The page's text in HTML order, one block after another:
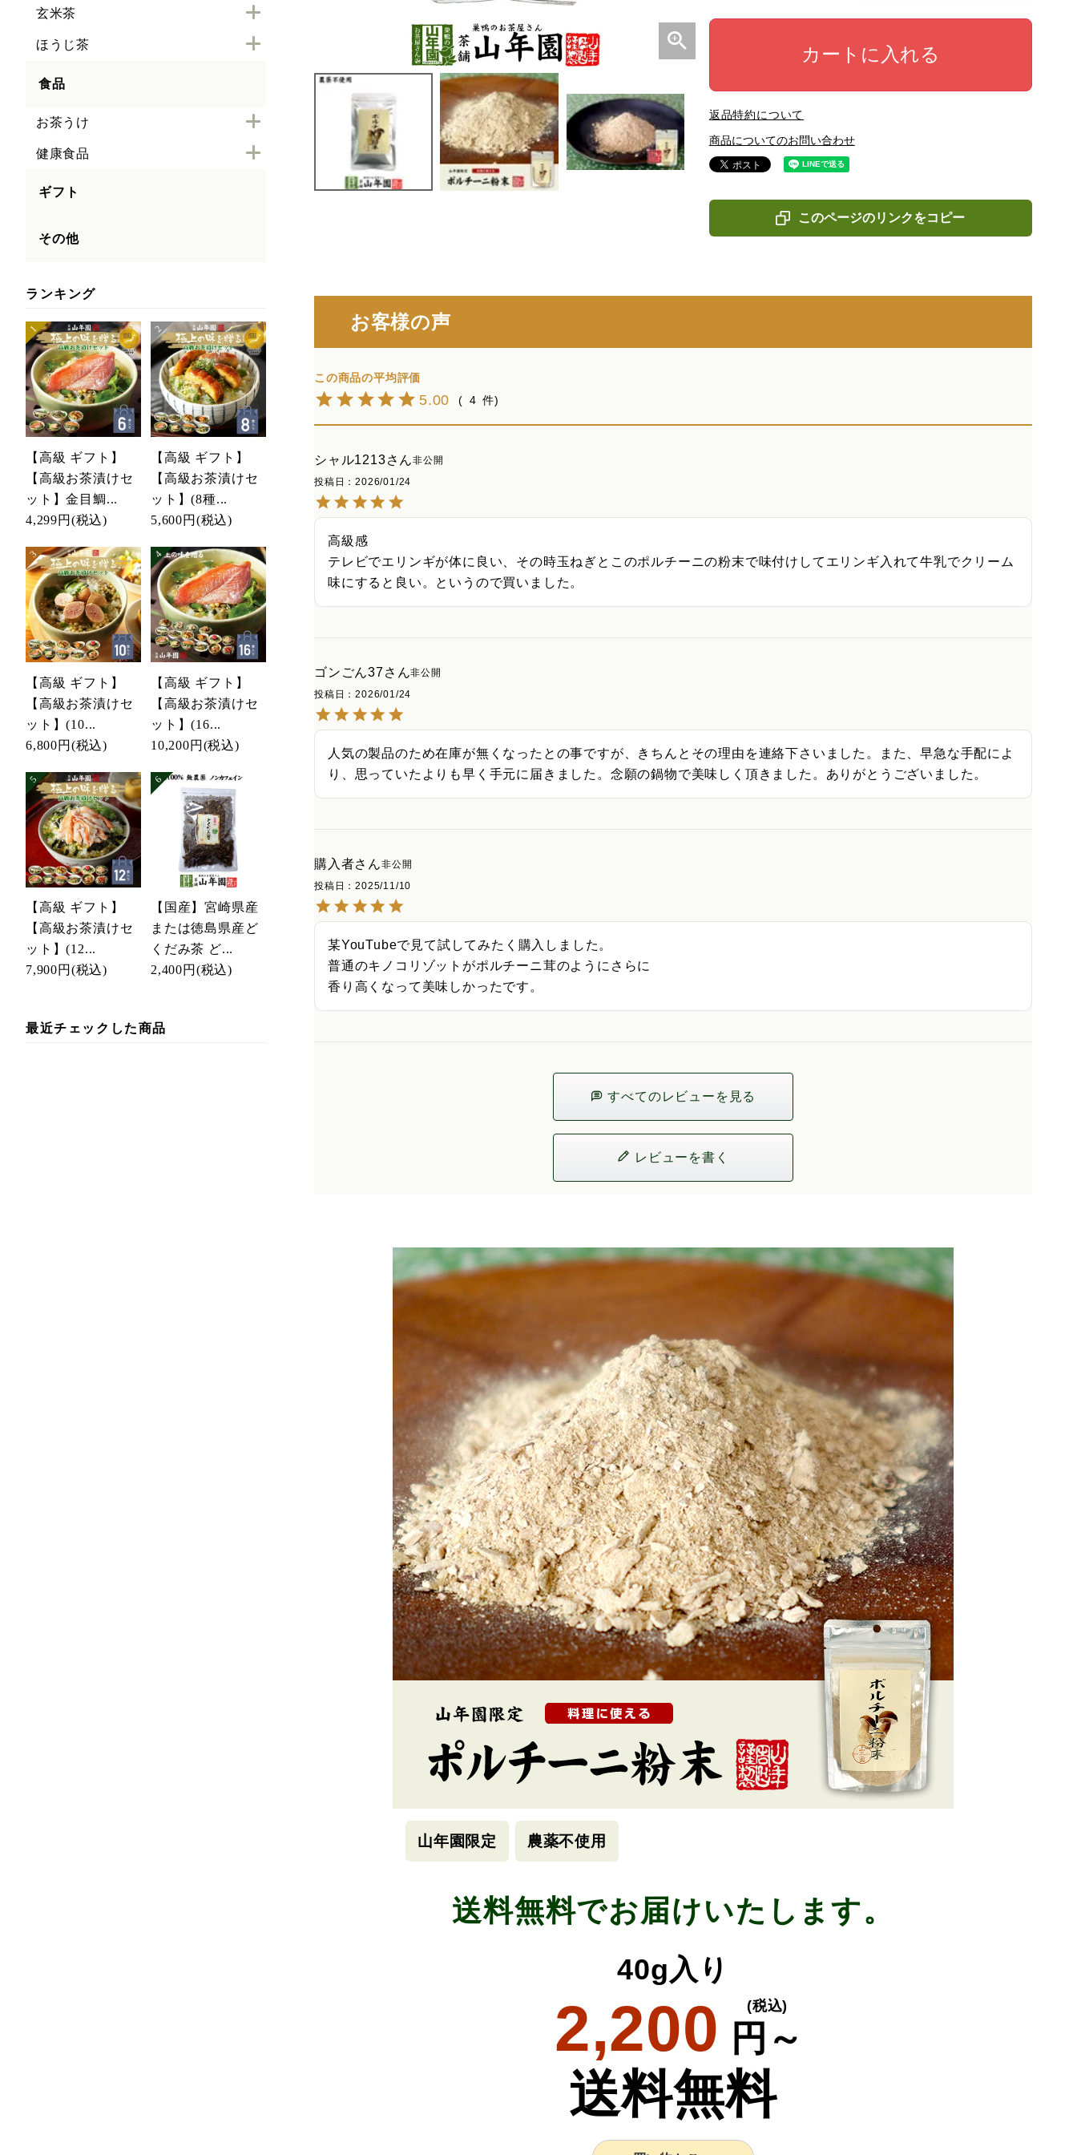
玄米茶
ほうじ茶
食品
お茶うけ
健康食品
ギフト
その他
ランキング
【高級 ギフト】
【高級お茶漬けセ
ット】金目鯛...
4,299円 (税込)
【高級 ギフト】
【高級お茶漬けセ
ット】(8種...
5,600円 (税込)
【高級 ギフト】
【高級お茶漬けセ
ット】(10...
6,800円 (税込)
【高級 ギフト】
【高級お茶漬けセ
ット】(16...
10,200円 (税込)
【高級 ギフト】
【高級お茶漬けセ
ット】(12...
7,900円 (税込)
【国産】宮崎県産
または徳島県産ど
くだみ茶 ど...
2,400円 (税込)
最近チェックした商品
カートに入れる
返品特約について
商品についてのお問い合わせ
このページのリンクをコピー
お客様の声
5.00 4
シャル1213
非公開
投稿日
2026/01/24
高級感
テレビでエリンギが体に良い、その時玉ねぎとこのポルチーニの粉末で味付けしてエリンギ入れて牛乳でクリーム
味にすると良い。というので買いました。
ゴンごん37
非公開
投稿日
2026/01/24
人気の製品のため在庫が無くなったとの事ですが、きちんとその理由を連絡下さいました。また、早急な手配によ
り、思っていたよりも早く手元に届きました。念願の鍋物で美味しく頂きました。ありがとうございました。
購入者
非公開
投稿日
2025/11/10
某YouTubeで見て試してみたく購入しました。
普通のキノコリゾットがポルチーニ茸のようにさらに
香り高くなって美味しかったです。
すべてのレビューを見る
レビューを書く
山年園限定 農薬不使用
送料無料でお届けいたします。
40g入り
2,200 円～
(税込)
送料無料